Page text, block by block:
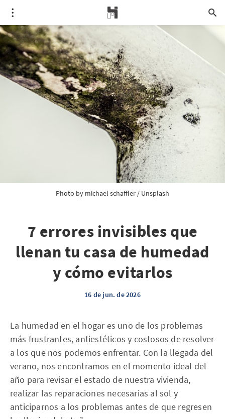
Photo by michael schaffler / Unsplash
7 errores invisibles que
llenan tu casa de humedad
y cómo evitarlos
16 de jun. de 2026
La humedad en el hogar es uno de los problemas
más frustrantes, antiestéticos y costosos de resolver
a los que nos podemos enfrentar. Con la llegada del
verano, nos encontramos en el momento ideal del
año para revisar el estado de nuestra vivienda,
realizar las reparaciones necesarias al sol y
anticiparnos a los problemas antes de que regresen